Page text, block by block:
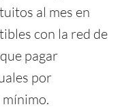
al mes en
con la red de
pagar
por